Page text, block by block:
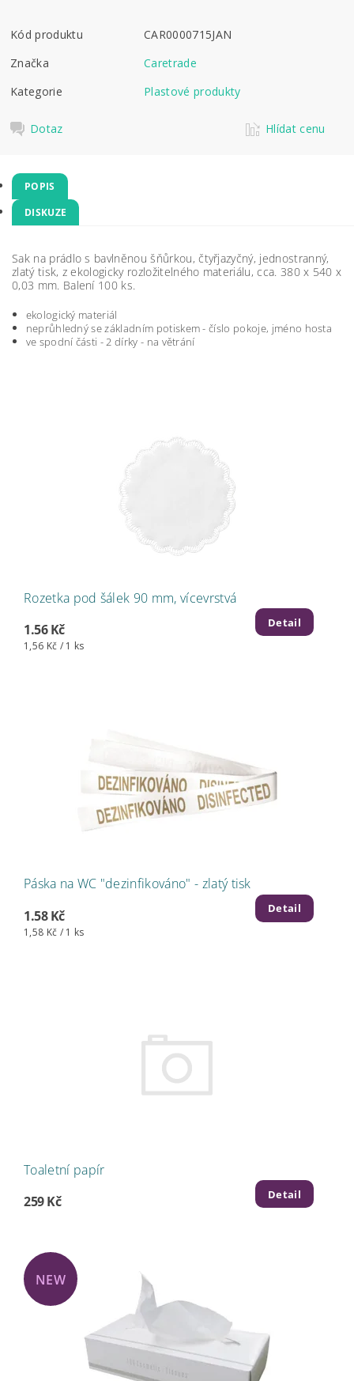
Kód produktu
CAR0000715JAN
Značka
Caretrade
Kategorie
Plastové produkty
Dotaz Hlídat cenu
POPIS
DISKUZE
Sak na prádlo s bavlněnou šňůrkou, čtyřjazyčný, jednostranný,
zlatý tisk, z ekologicky rozložitelného materiálu, cca. 380 x 540 x
0,03 mm. Balení 100 ks.
ekologický materiál
neprůhledný se základním potiskem - číslo pokoje, jméno hosta
ve spodní části - 2 dírky - na větrání
Rozetka pod šálek 90 mm, vícevrstvá
1.56 Kč
1,56 Kč / 1 ks
Detail
Páska na WC "dezinfikováno" - zlatý tisk
1.58 Kč
1,58 Kč / 1 ks
Detail
Toaletní papír
259 Kč
Detail
NEW